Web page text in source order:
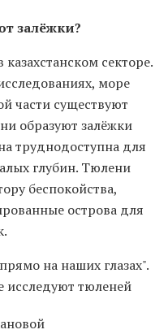
залёжки?
секторе.
море
части существуют
образуют залёжки
труднодоступна для
глубин. Тюлени
беспокойства,
острова для